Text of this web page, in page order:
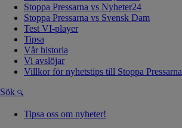
Stoppa Pressarna vs Nyheter24
Stoppa Pressarna vs Svensk Dam
Test VI-player
Tipsa
Vår historia
Vi avslöjar
Villkor för nyhetstips till Stoppa Pressarna
Sök
Tipsa oss om nyheter!